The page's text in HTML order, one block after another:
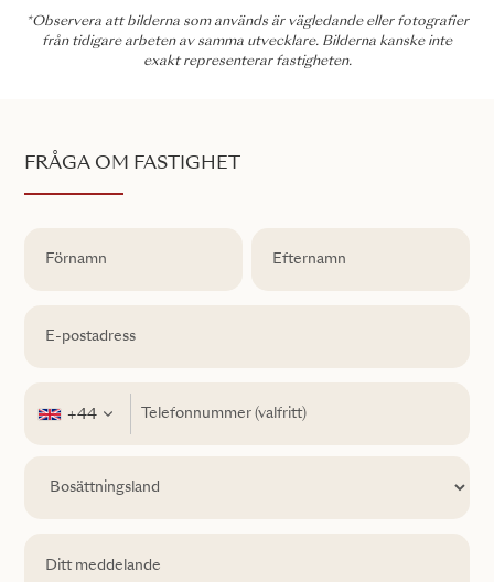
*Observera att bilderna som används är vägledande eller fotografier
från tidigare arbeten av samma utvecklare. Bilderna kanske inte
exakt representerar fastigheten.
FRÅGA OM FASTIGHET
+44